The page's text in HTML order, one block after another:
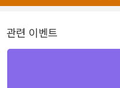
관련 이벤트